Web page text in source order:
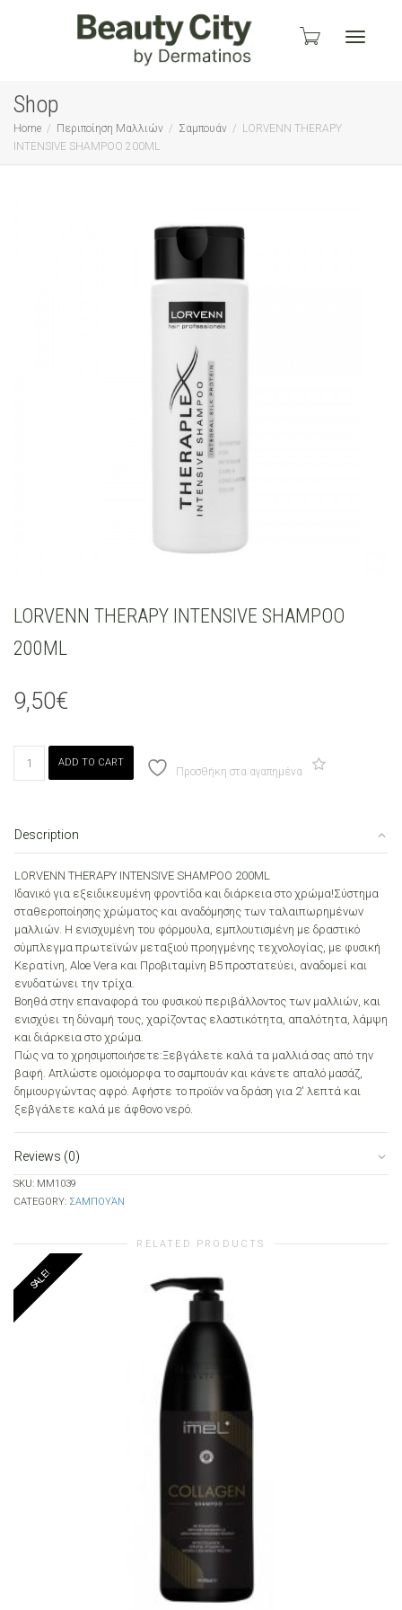
Shop
Home Περιποίηση Μαλλιών Σαμπουάν
LORVENN THERAPY
INTENSIVE SHAMPOO 200ML
LORVENN THERAPY INTENSIVE SHAMPOO
200ML
9,50€
THERAPY
quantity
ADD TO CART
Προσθήκη στα αγαπημένα
Description
LORVENN THERAPY INTENSIVE SHAMPOO 200ML
Ιδανικό για εξειδικευμένη φροντίδα και διάρκεια στο χρώμα!Σύστημα
σταθεροποίησης χρώματος και αναδόμησης των ταλαιπωρημένων
μαλλιών. Η ενισχυμένη του φόρμουλα, εμπλουτισμένη με δραστικό
σύμπλεγμα πρωτεϊνών μεταξιού προηγμένης τεχνολογίας, με φυσική
Κερατίνη, Aloe Vera και Προβιταμίνη Β5 προστατεύει, αναδομεί και
ενυδατώνει την τρίχα.
Βοηθά στην επαναφορά του φυσικού περιβάλλοντος των μαλλιών, και
ενισχύει τη δύναμή τους, χαρίζοντας ελαστικότητα, απαλότητα, λάμψη
και διάρκεια στο χρώμα.
Πώς να το χρησιμοποιήσετε:Ξεβγάλετε καλά τα μαλλιά σας από την
βαφή. Απλώστε ομοιόμορφα το σαμπουάν και κάνετε απαλό μασάζ,
δημιουργώντας αφρό. Αφήστε το προϊόν να δράση για 2′ λεπτά και
ξεβγάλετε καλά με άφθονο νερό.
Reviews (0)
SKU: ΜΜ1039
CATEGORY: ΣΑΜΠΟΥΆΝ
RELATED PRODUCTS
SALE!